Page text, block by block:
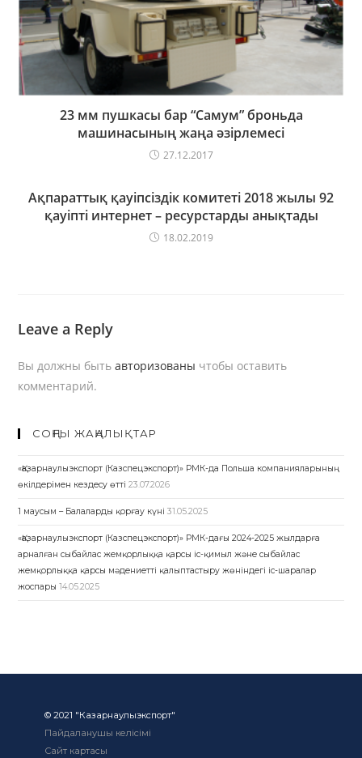
23 мм пушкасы бар “Самум” броньда
машинасының жаңа әзірлемесі
27.12.2017
Ақпараттық қауіпсіздік комитеті 2018 жылы 92
қауіпті интернет – ресурстарды анықтады
18.02.2019
Leave a Reply
Вы должны бытьавторизованы чтобы оставить
комментарий.
СОҢҒЫ ЖАҢАЛЫҚТАР
«Қазарнаулыэкспорт (Казспецэкспорт)» РМК-да Польша компанияларының
өкілдерімен кездесу өтті 23.07.2026
1 маусым – Балаларды қорғау күні 31.05.2025
«Қазарнаулыэкспорт (Казспецэкспорт)» РМК-дағы 2024-2025 жылдарға
арналған сыбайлас жемқорлыққа қарсы іс-қимыл және сыбайлас
жемқорлыққа қарсы мәдениетті қалыптастыру жөніндегі іс-шаралар
жоспары 14.05.2025
© 2021 "Казарнаулыэкспорт"
Пайдаланушы келісімі
Сайт картасы